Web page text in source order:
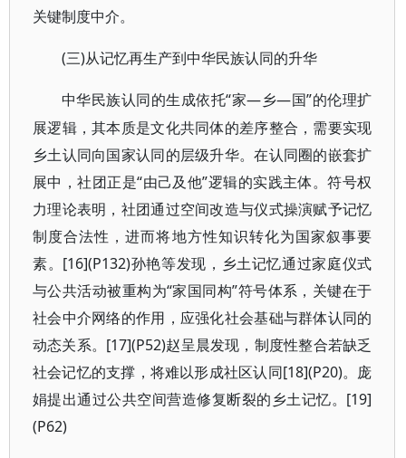
关键制度中介。
(三)从记忆再生产到中华民族认同的升华
中华民族认同的生成依托“家—乡—国”的伦理扩
展逻辑，其本质是文化共同体的差序整合，需要实现
乡土认同向国家认同的层级升华。在认同圈的嵌套扩
展中，社团正是“由己及他”逻辑的实践主体。符号权
力理论表明，社团通过空间改造与仪式操演赋予记忆
制度合法性，进而将地方性知识转化为国家叙事要
素。[16](P132)孙艳等发现，乡土记忆通过家庭仪式
与公共活动被重构为“家国同构”符号体系，关键在于
社会中介网络的作用，应强化社会基础与群体认同的
动态关系。[17](P52)赵呈晨发现，制度性整合若缺乏
社会记忆的支撑，将难以形成社区认同[18](P20)。庞
娟提出通过公共空间营造修复断裂的乡土记忆。[19]
(P62)